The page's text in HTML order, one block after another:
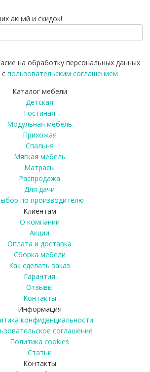
акций и скидок!
на обработку персональных данных
с пользовательским соглашением
Каталог мебели
Детская
Гостиная
Модульная мебель
Прихожая
Спальня
Мягкая мебель
Матрасы
Распродажа
Для дачи
по производителю
Клиентам
О компании
Акции
Оплата и доставка
Сборка мебели
Как сделать заказ
Гарантия
Отзывы
Контакты
Информация
конфиденциальности
соглашение
Политика cookies
Статьи
Контакты